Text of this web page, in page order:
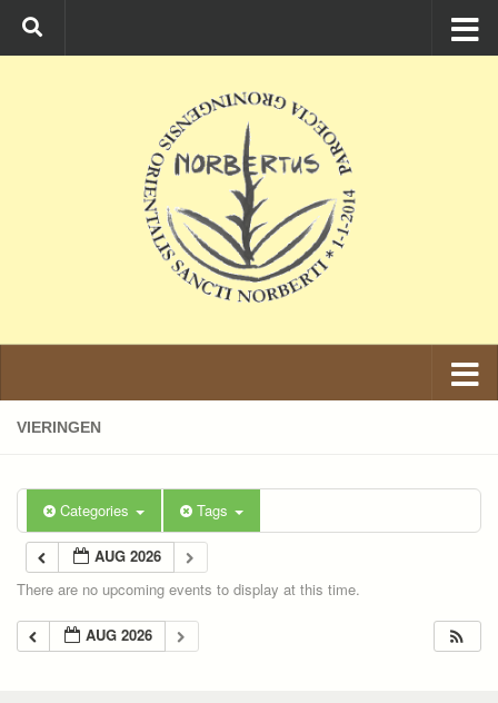
Ga naar de inhoud
VIERINGEN
Categories Tags
AUG 2026
There are no upcoming events to display at this time.
AUG 2026